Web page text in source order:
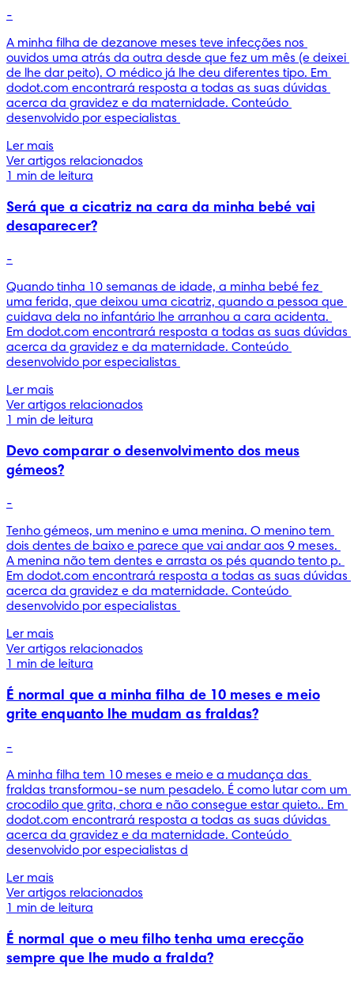
-
A minha filha de dezanove meses teve infecções nos
ouvidos uma atrás da outra desde que fez um mês (e deixei
de lhe dar peito). O médico já lhe deu diferentes tipo. Em
dodot.com encontrará resposta a todas as suas dúvidas
acerca da gravidez e da maternidade. Conteúdo
desenvolvido por especialistas
Ler mais
Ver artigos relacionados
1 min de leitura
Será que a cicatriz na cara da minha bebé vai
desaparecer?
-
Quando tinha 10 semanas de idade, a minha bebé fez
uma ferida, que deixou uma cicatriz, quando a pessoa que
cuidava dela no infantário lhe arranhou a cara acidenta.
Em dodot.com encontrará resposta a todas as suas dúvidas
acerca da gravidez e da maternidade. Conteúdo
desenvolvido por especialistas
Ler mais
Ver artigos relacionados
1 min de leitura
Devo comparar o desenvolvimento dos meus
gémeos?
-
Tenho gémeos, um menino e uma menina. O menino tem
dois dentes de baixo e parece que vai andar aos 9 meses.
A menina não tem dentes e arrasta os pés quando tento p.
Em dodot.com encontrará resposta a todas as suas dúvidas
acerca da gravidez e da maternidade. Conteúdo
desenvolvido por especialistas
Ler mais
Ver artigos relacionados
1 min de leitura
É normal que a minha filha de 10 meses e meio
grite enquanto lhe mudam as fraldas?
-
A minha filha tem 10 meses e meio e a mudança das
fraldas transformou-se num pesadelo. É como lutar com um
crocodilo que grita, chora e não consegue estar quieto.. Em
dodot.com encontrará resposta a todas as suas dúvidas
acerca da gravidez e da maternidade. Conteúdo
desenvolvido por especialistas d
Ler mais
Ver artigos relacionados
1 min de leitura
É normal que o meu filho tenha uma erecção
sempre que lhe mudo a fralda?